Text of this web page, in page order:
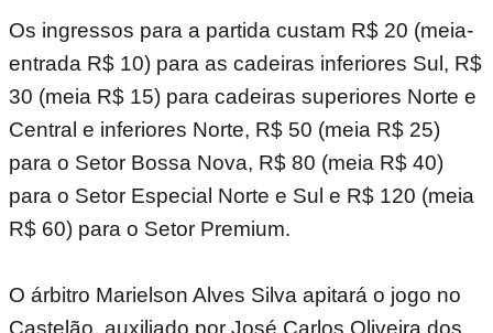
Os ingressos para a partida custam R$ 20 (meia-
entrada R$ 10) para as cadeiras inferiores Sul, R$
30 (meia R$ 15) para cadeiras superiores Norte e
Central e inferiores Norte, R$ 50 (meia R$ 25)
para o Setor Bossa Nova, R$ 80 (meia R$ 40)
para o Setor Especial Norte e Sul e R$ 120 (meia
R$ 60) para o Setor Premium.
O árbitro Marielson Alves Silva apitará o jogo no
Castelão, auxiliado por José Carlos Oliveira dos